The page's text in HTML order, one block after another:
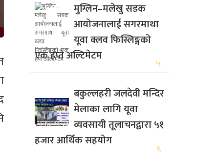
मुग्लिन–मलेखु सडक
आयोजनालाई सगरमाथा
यूवा क्लव फिस्लिङ्गको
एक हप्ते अल्टिमेटम
५
बकुल्लहरी जलदेवी मन्दिर
मेलाका लागि यूवा
व्यवसायी तूलाचनद्वारा ५१
हजार आर्थिक सहयोग
६